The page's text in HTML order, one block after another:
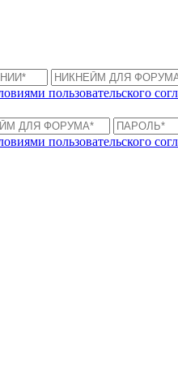
пользовательского
пользовательского